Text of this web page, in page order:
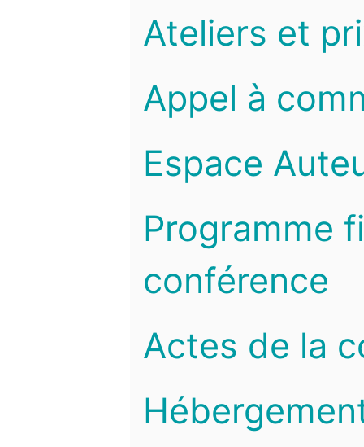
Ateliers et
Appel à
Espace
Programme
conférence
Actes de la